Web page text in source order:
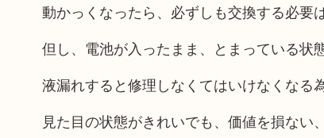
動かっくなったら、必ずしも交換する必要
但し、電池が入ったまま、とまっている状
液漏れすると修理しなくてはいけなくなる
見た目の状態がきれいでも、価値を損ない